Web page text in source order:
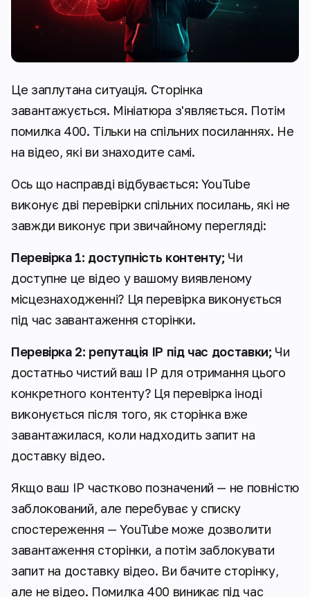
Це заплутана ситуація. Сторінка
завантажується. Мініатюра з'являється. Потім
помилка 400. Тільки на спільних посиланнях. Не
на відео, які ви знаходите самі.
Ось що насправді відбувається: YouTube
виконує дві перевірки спільних посилань, які не
завжди виконує при звичайному перегляді:
Перевірка 1: доступність контенту; Чи
доступне це відео у вашому виявленому
місцезнаходженні? Ця перевірка виконується
під час завантаження сторінки.
Перевірка 2: репутація IP під час доставки; Чи
достатньо чистий ваш IP для отримання цього
конкретного контенту? Ця перевірка іноді
виконується після того, як сторінка вже
завантажилася, коли надходить запит на
доставку відео.
Якщо ваш IP частково позначений — не повністю
заблокований, але перебуває у списку
спостереження — YouTube може дозволити
завантаження сторінки, а потім заблокувати
запит на доставку відео. Ви бачите сторінку,
але не відео. Помилка 400 виникає під час